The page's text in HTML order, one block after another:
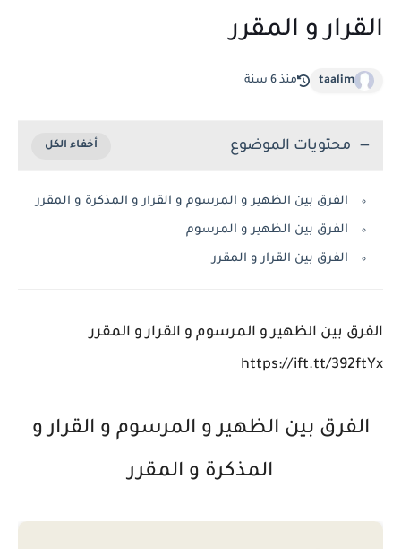
القرار و المقرر
taalim منذ 6 سنة
محتويات الموضوع
الفرق بين الظهير و المرسوم و القرار و المذكرة و المقرر
الفرق بين الظهير و المرسوم
الفرق بين القرار و المقرر
الفرق بين الظهير و المرسوم و القرار و المقرر
https://ift.tt/392ftYx
الفرق بين الظهير و المرسوم و القرار و
المذكرة و المقرر